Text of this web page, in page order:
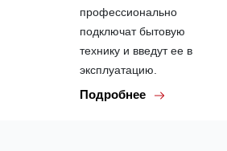
профессионально
подключат бытовую
технику и введут ее в
эксплуатацию.
Подробнее